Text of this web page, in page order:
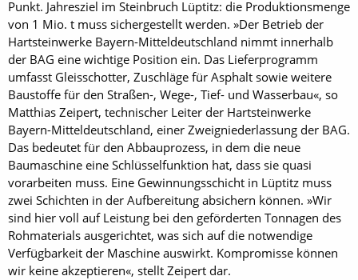
Punkt. Jahresziel im Steinbruch Lüptitz: die Produktionsmenge
von 1 Mio. t muss sichergestellt werden. »Der Betrieb der
Hartsteinwerke Bayern-Mitteldeutschland nimmt innerhalb
der BAG eine wichtige Position ein. Das Lieferprogramm
umfasst Gleisschotter, Zuschläge für Asphalt sowie weitere
Baustoffe für den Straßen-, Wege-, Tief- und Wasserbau«, so
Matthias Zeipert, technischer Leiter der Hartsteinwerke
Bayern-Mitteldeutschland, einer Zweigniederlassung der BAG.
Das bedeutet für den Abbauprozess, in dem die neue
Baumaschine eine Schlüsselfunktion hat, dass sie quasi
vorarbeiten muss. Eine Gewinnungsschicht in Lüptitz muss
zwei Schichten in der Aufbereitung absichern können. »Wir
sind hier voll auf Leistung bei den geförderten Tonnagen des
Rohmaterials ausgerichtet, was sich auf die notwendige
Verfügbarkeit der Maschine auswirkt. Kompromisse können
wir keine akzeptieren«, stellt Zeipert dar.